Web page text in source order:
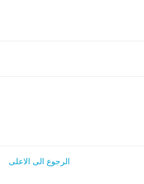
الرجوع الى الاعلى